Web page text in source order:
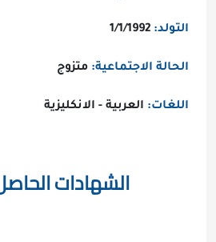
التولد:
الحالة الاجتماعية: متزوج
اللغات: العربية - الانكليزية
الشهادات